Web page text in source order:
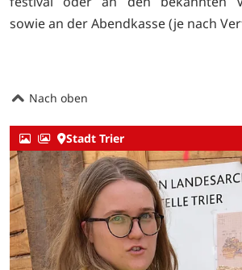
sowie an der Abendkasse (je nach
Nach oben
Stadt Trier